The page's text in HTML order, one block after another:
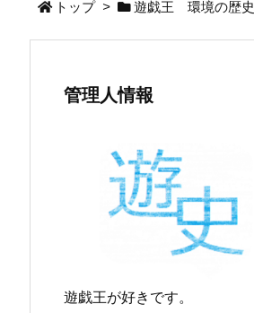
トップ > 遊戯王 環境の歴史
管理人情報
遊戯王が好きです。